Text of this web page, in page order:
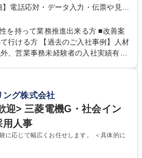
電話応対・データ入力・伝票や見積
業所内で発生する事務業務や業務改
す。業務システムがきちんと構築さ
ることができる環境です。また、
務 ※未経験可
を持って業務推進出来る方 ■改善案
行ける方 【過去のご入社事例】人材
、営業事務未経験者の入社実績有
能動的なサポート、改善の動きも期
として、チームに貢献し、結果的に
きます。平均19:30の退勤以降の業
リのある働き方となります。 学
語学力： 資格：
ング株式会社
迎> 三菱電機G・社会イン
用人事
に応じて幅広くお任せします。 ＜具体的に